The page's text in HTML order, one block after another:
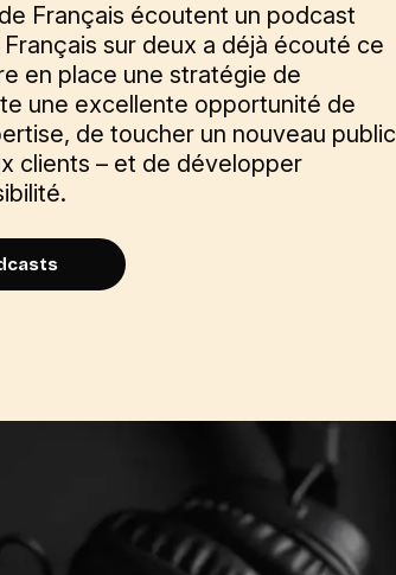
Français écoutent un podcast
sur deux a déjà écouté ce
en place une stratégie de
une excellente opportunité de
de toucher un nouveau public
clients – et de développer